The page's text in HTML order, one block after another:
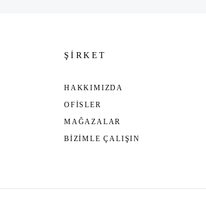
ŞİRKET
HAKKIMIZDA
OFİSLER
MAĞAZALAR
BİZİMLE ÇALIŞIN